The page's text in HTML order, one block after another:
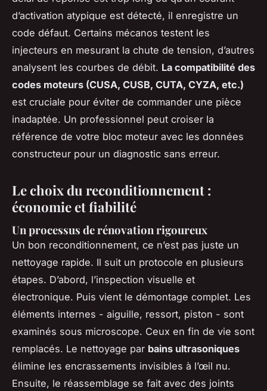
d’activation atypique est détecté, il enregistre un
code défaut. Certains mécanos testent les
injecteurs en mesurant la chute de tension, d’autres
analysent les courbes de débit. La compatibilité des
codes moteurs (CUSA, CUSB, CUTA, CYZA, etc.)
est cruciale pour éviter de commander une pièce
inadaptée. Un professionnel peut croiser la
référence de votre bloc moteur avec les données
constructeur pour un diagnostic sans erreur.
Le choix du reconditionnement :
économie et fiabilité
Un processus de rénovation rigoureux
Un bon reconditionnement, ce n’est pas juste un
nettoyage rapide. Il suit un protocole en plusieurs
étapes. D’abord, l’inspection visuelle et
électronique. Puis vient le démontage complet. Les
éléments internes - aiguille, ressort, piston - sont
examinés sous microscope. Ceux en fin de vie sont
remplacés. Le nettoyage par bains ultrasoniques
élimine les encrassements invisibles à l’œil nu.
Ensuite, le réassemblage se fait avec des joints